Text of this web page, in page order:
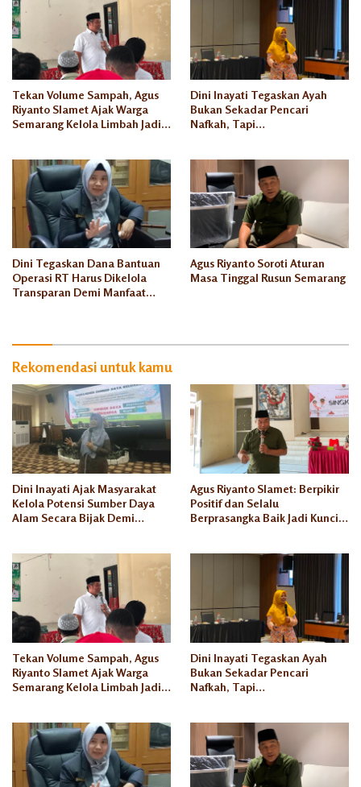
Tekan Volume Sampah, Agus
Riyanto Slamet Ajak Warga
Semarang Kelola Limbah Jadi
Dini Inayati Tegaskan Ayah
Bukan Sekadar Pencari
Nafkah, Tapi
Dini Tegaskan Dana Bantuan
Operasi RT Harus Dikelola
Transparan Demi Manfaat
Agus Riyanto Soroti Aturan
Masa Tinggal Rusun Semarang
Rekomendasi untuk kamu
Dini Inayati Ajak Masyarakat
Kelola Potensi Sumber Daya
Alam Secara Bijak Demi
Agus Riyanto Slamet: Berpikir
Positif dan Selalu
Berprasangka Baik Jadi Kunci
Tekan Volume Sampah, Agus
Riyanto Slamet Ajak Warga
Semarang Kelola Limbah Jadi
Dini Inayati Tegaskan Ayah
Bukan Sekadar Pencari
Nafkah, Tapi